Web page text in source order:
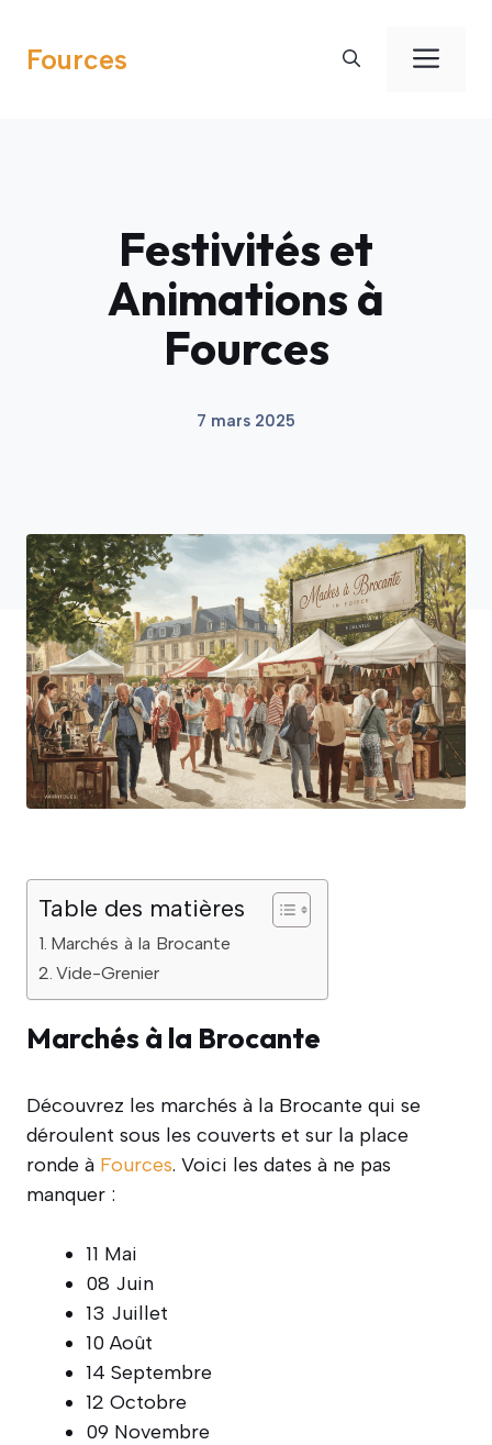
contenu
Fources
Festivités et
Animations à
Fources
7 mars 2025
Table des matières
Marchés à la Brocante
Vide-Grenier
Marchés à la Brocante
Découvrez les marchés à la Brocante qui se
déroulent sous les couverts et sur la place
ronde à Fources. Voici les dates à ne pas
manquer :
11 Mai
08 Juin
13 Juillet
10 Août
14 Septembre
12 Octobre
09 Novembre